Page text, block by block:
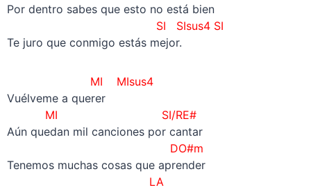
Por dentro sabes que esto no está bien
SI SIsus4 SI
Te juro que conmigo estás mejor.
MI MIsus4
Vuélveme a querer
MI SI/RE#
Aún quedan mil canciones por cantar
DO#m
Tenemos muchas cosas que aprender
LA